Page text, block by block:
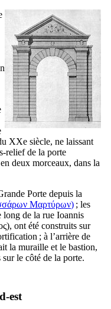
XXe siècle, ne laissant
relief de la porte
deux morceaux, dans la
Porte depuis la
Μαρτύρων) ; les
long de la rue Ioannis
), ont été construits sur
; à l’arrière de
la muraille et le bastion,
le côté de la porte.
est